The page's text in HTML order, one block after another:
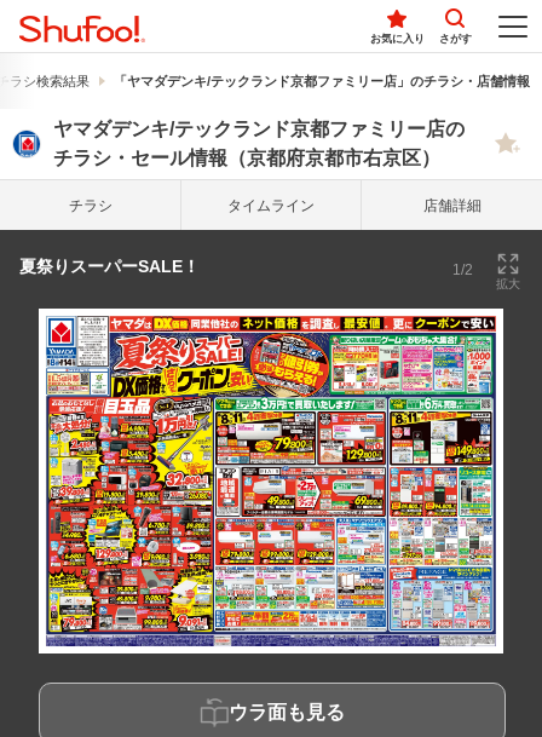
お気に入り さがす
ラシ検索結果 「ヤマダデンキ/テックランド京都ファミリー店」のチラシ・店舗情報
ヤマダデンキ/テックランド京都ファミリー店の
チラシ・セール情報（京都府京都市右京区）
チラシ タイム ライン 店舗詳細
夏祭りスーパーSALE！ 1/2
拡大
ウラ面も見る